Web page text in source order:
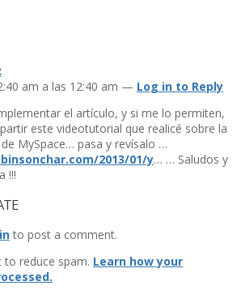
am a las 12:40 am — Log in to Reply
el artí­culo, y si me lo permiten,
este videotutorial que realicé sobre la
MySpace… pasa y reví­salo …
2013/01/y… … Saludos y
!!!
to post a comment.
to reduce spam. Learn how your